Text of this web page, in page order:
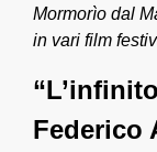
Mormorìo dal
in vari film
Federico